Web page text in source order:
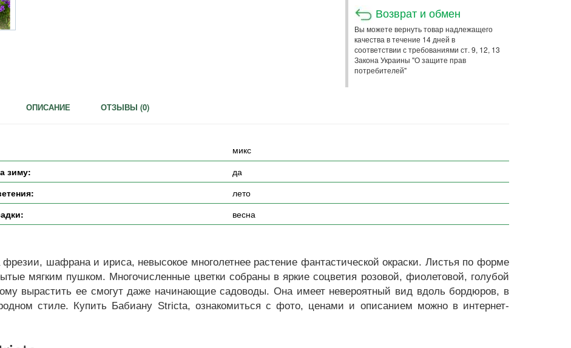
Возврат и обмен
Вы можете вернуть товар надлежащего
качества в течение 14 дней в
соответствии с требованиями ст. 9, 12, 13
Закона Украины "О защите прав
потребителей"
ОПИСАНИЕ ОТЗЫВЫ (0)
микс
зиму:
да
лето
весна
шафрана и ириса, невысокое многолетнее растение фантастической окраски. Листья по форме
мягким пушком. Многочисленные цветки собраны в яркие соцветия розовой, фиолетовой, голубой
вырастить ее смогут даже начинающие садоводы. Она имеет невероятный вид вдоль бордюров, в
стиле. Купить Бабиану Stricta, ознакомиться с фото, ценами и описанием можно в интернет-